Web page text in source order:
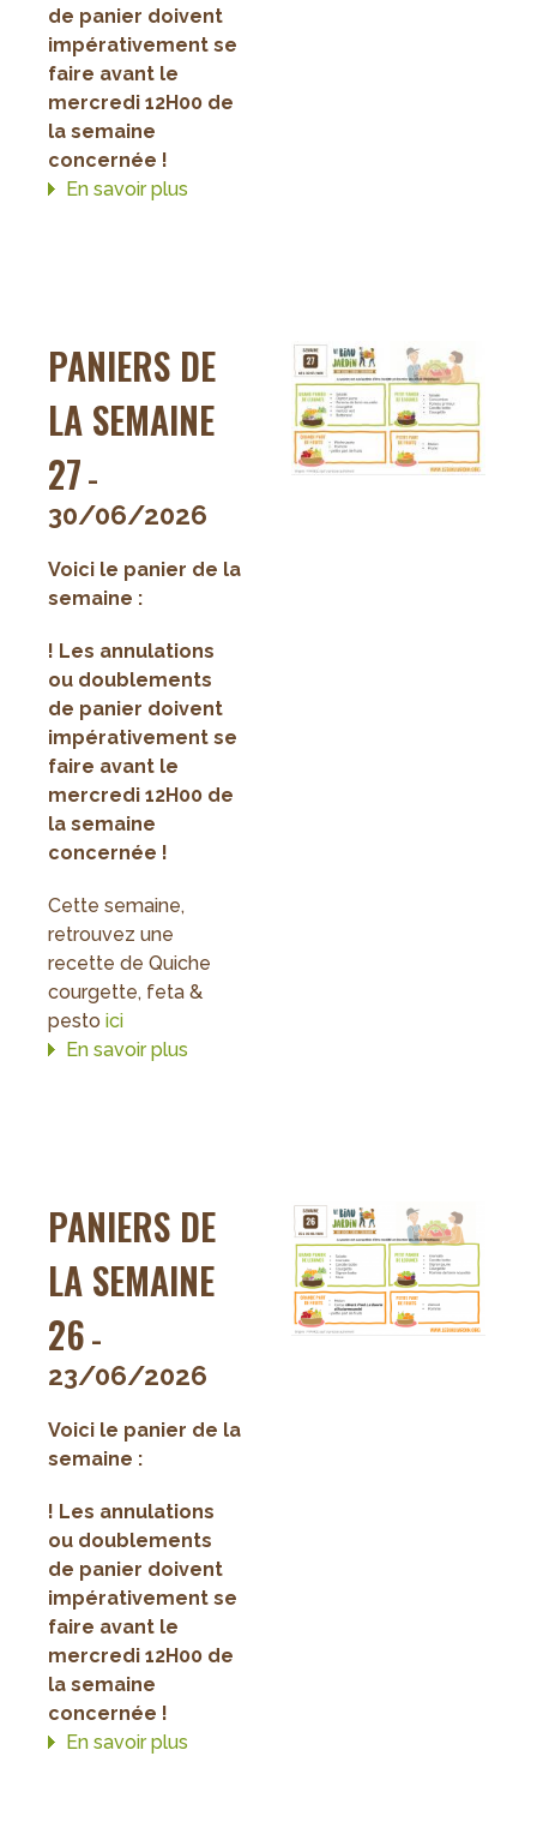
de panier doivent
impérativement se
faire avant le
mercredi 12H00 de
la semaine
concernée !
En savoir plus
PANIERS DE
LA SEMAINE
27 -
30/06/2026
Voici le panier de la
semaine :
! Les annulations
ou doublements
de panier doivent
impérativement se
faire avant le
mercredi 12H00 de
la semaine
concernée !
Cette semaine,
retrouvez une
recette de Quiche
courgette, feta &
pesto ici
En savoir plus
PANIERS DE
LA SEMAINE
26 -
23/06/2026
Voici le panier de la
semaine :
! Les annulations
ou doublements
de panier doivent
impérativement se
faire avant le
mercredi 12H00 de
la semaine
concernée !
En savoir plus